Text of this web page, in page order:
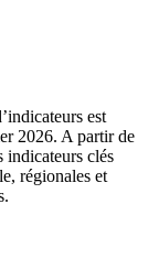
est
2026. A partir de
indicateurs clés
régionales et